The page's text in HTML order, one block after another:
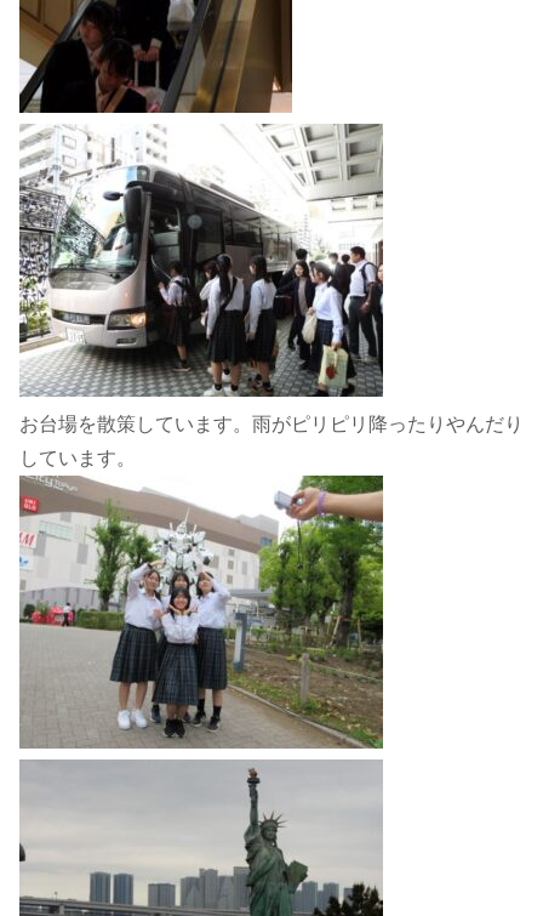
お台場を散策しています。雨がピリピリ降ったりやんだり
しています。